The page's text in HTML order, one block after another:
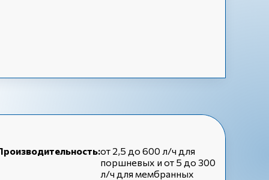
от 2,5 до 600 л/ч для
поршневых и от 5 до 300
л/ч для мембранных